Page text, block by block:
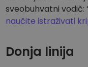
sveobuhvatni vodič:
naučite istraživati
Donja linija